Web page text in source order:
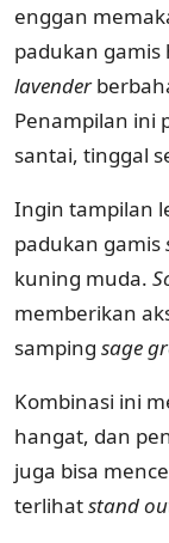
enggan
padukan gamis
lavender
Penampilan ini
santai, tinggal
Ingin tampilan
padukan gamis
kuning muda.
memberikan
samping sage
Kombinasi ini
hangat, dan
juga bisa
terlihatstand